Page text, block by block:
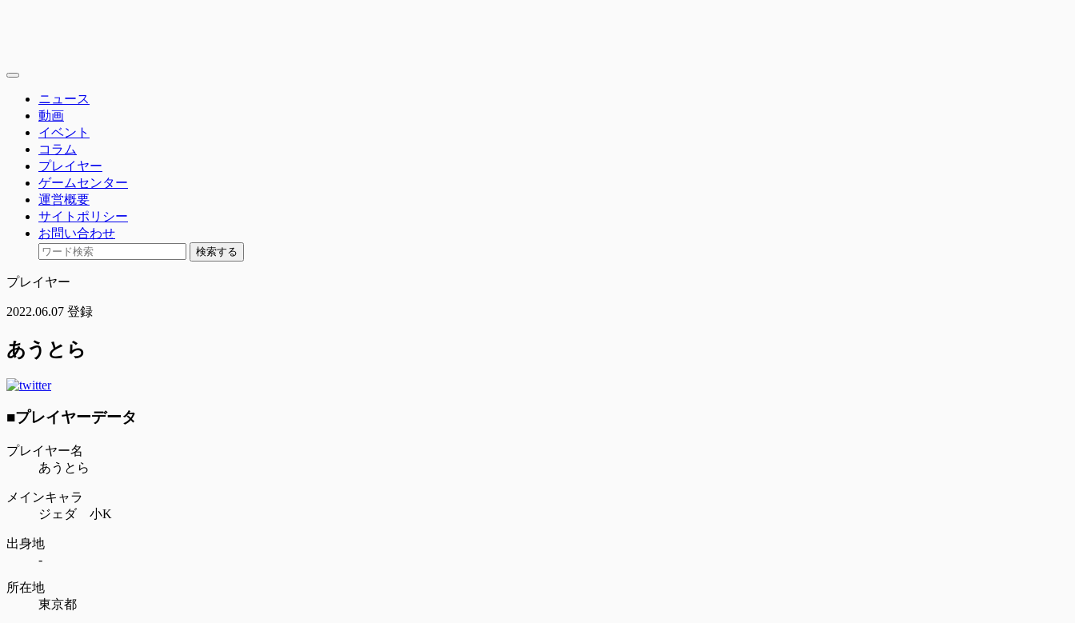
toggle
ニュース
動画
イベント
コラム
プレイヤー
ゲームセンター
運営概要
サイトポリシー
お問い合わせ
検索する
プレイヤー
2022.06.07 登録
あうとら
■プレイヤーデータ
プレイヤー名
あうとら
メインキャラ
ジェダ 小K
出身地
-
所在地
東京都